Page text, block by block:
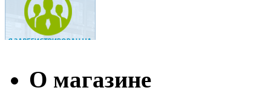
О магазине